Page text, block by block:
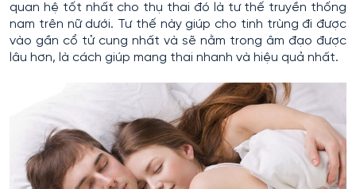
quan hệ tốt nhất cho thụ thai đó là tư thế truyền thống
nam trên nữ dưới. Tư thế này giúp cho tinh trùng đi được
vào gần cổ tử cung nhất và sẽ nằm trong âm đạo được
lâu hơn, là cách giúp mang thai nhanh và hiệu quả nhất.